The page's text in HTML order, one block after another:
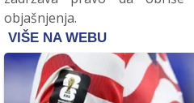
objašnjenja.